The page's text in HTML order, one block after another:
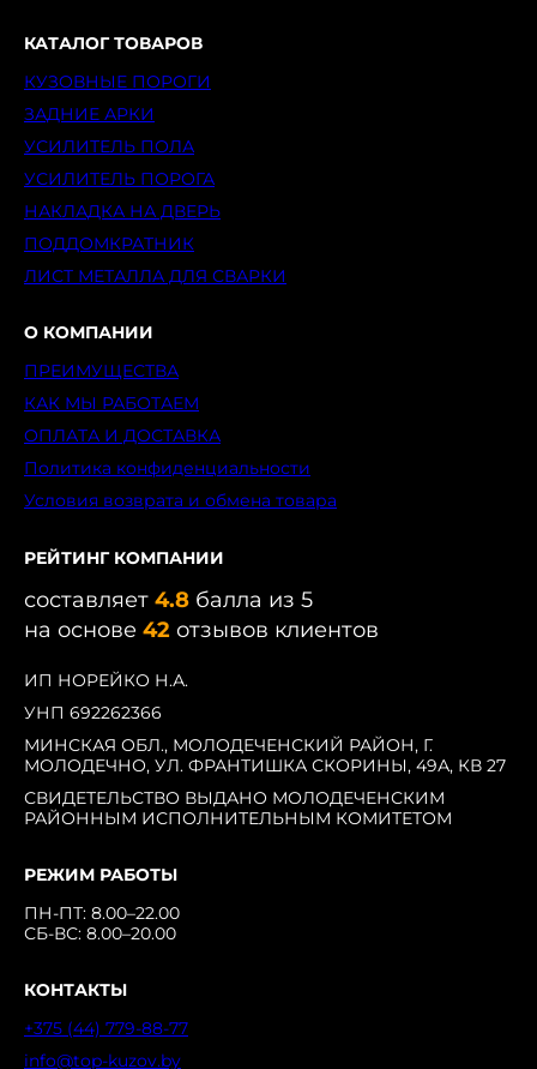
КАТАЛОГ ТОВАРОВ
КУЗОВНЫЕ ПОРОГИ
ЗАДНИЕ АРКИ
УСИЛИТЕЛЬ ПОЛА
УСИЛИТЕЛЬ ПОРОГА
НАКЛАДКА НА ДВЕРЬ
ПОДДОМКРАТНИК
ЛИСТ МЕТАЛЛА ДЛЯ СВАРКИ
О КОМПАНИИ
ПРЕИМУЩЕСТВА
КАК МЫ РАБОТАЕМ
ОПЛАТА И ДОСТАВКА
Политика конфиденциальности
Условия возврата и обмена товара
РЕЙТИНГ КОМПАНИИ
составляет 4.8 балла из 5
на основе 42 отзывов клиентов
ИП НОРЕЙКО Н.А.
УНП 692262366
МИНСКАЯ ОБЛ., МОЛОДЕЧЕНСКИЙ РАЙОН, Г.
МОЛОДЕЧНО, УЛ. ФРАНТИШКА СКОРИНЫ, 49А, КВ 27
СВИДЕТЕЛЬСТВО ВЫДАНО МОЛОДЕЧЕНСКИМ
РАЙОННЫМ ИСПОЛНИТЕЛЬНЫМ КОМИТЕТОМ
РЕЖИМ РАБОТЫ
ПН-ПТ: 8.00–22.00
СБ-ВС: 8.00–20.00
КОНТАКТЫ
+375 (44) 779-88-77
info@top-kuzov.by